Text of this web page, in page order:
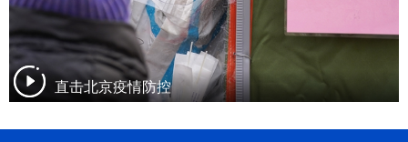
直击北京疫情防控